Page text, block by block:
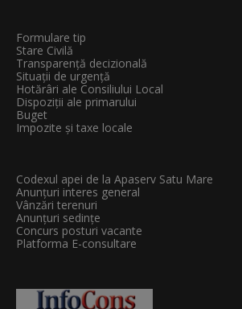
Formulare tip
Stare Civilă
Transparenţă decizională
Situații de urgență
Hotărâri ale Consiliului Local
Dispoziții ale primarului
Buget
Impozite și taxe locale
Codexul apei de la Apaserv Satu Mare
Anunțuri interes general
Vânzări terenuri
Anunțuri sedințe
Concurs posturi vacante
Platforma E-consultare